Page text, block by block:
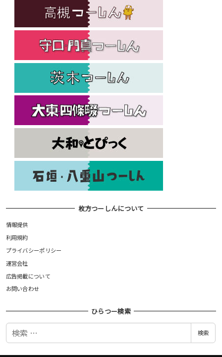
枚方つーしんについて
情報提供
利用規約
プライバシーポリシー
運営会社
広告掲載について
お問い合わせ
ひらつー検索
検
検索